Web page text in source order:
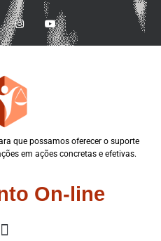
que possamos oferecer o suporte
em ações concretas e efetivas.
On-line